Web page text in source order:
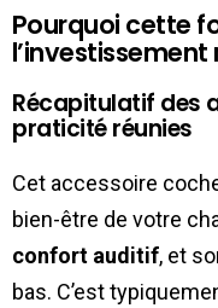
Pourquoi cette
Récapitulatif des
praticité réunies
Cet accessoire
bien-être de votre
confort auditif, et
bas. C’est